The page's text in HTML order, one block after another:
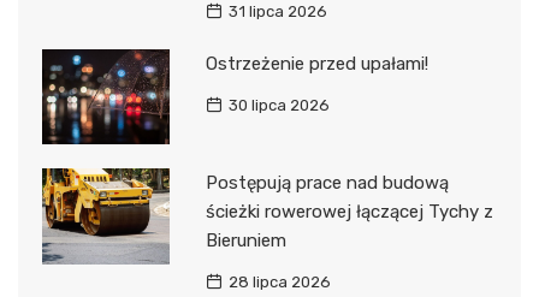
31 lipca 2026
Ostrzeżenie przed upałami!
30 lipca 2026
Postępują prace nad budową
ścieżki rowerowej łączącej Tychy z
Bieruniem
28 lipca 2026